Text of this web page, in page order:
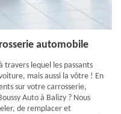
automobile
travers lequel les passants
mais aussi la vôtre ! En
sur votre carrosserie,
Auto à Balizy ? Nous
de remplacer et